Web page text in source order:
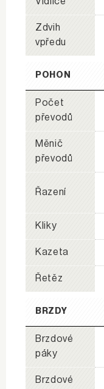
Zdvih
vpředu
POHON
Počet
převodů
Měnič
převodů
Řazení
Kliky
Kazeta
Řetěz
BRZDY
Brzdové
páky
Brzdové